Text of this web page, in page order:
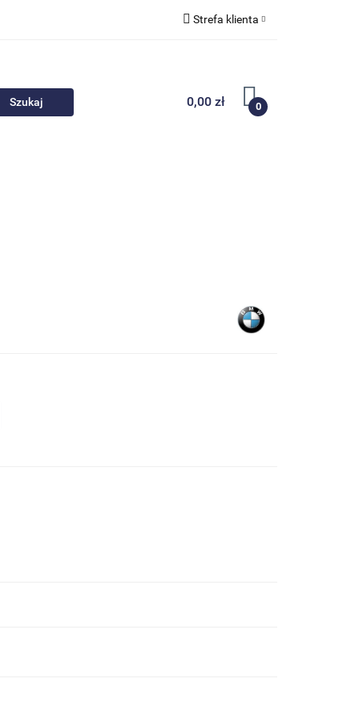
Strefa klienta
Zarejestruj się
Dodaj zgłoszenie
0,00 zł 0